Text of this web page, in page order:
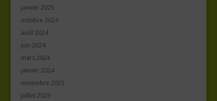
janvier 2025
octobre 2024
août 2024
juin 2024
mars 2024
janvier 2024
novembre 2023
juillet 2023